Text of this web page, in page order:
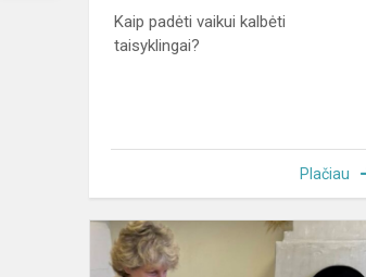
Kaip padėti vaikui kalbėti
taisyklingai?
Plačiau